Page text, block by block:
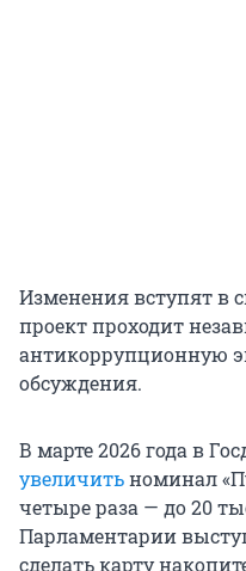
Изменения вступят в
проект проходит
антикоррупционную
обсуждения.
В марте 2026 года в
увеличитьноминал
четыре раза — до 20
Парламентарии
сделать карту